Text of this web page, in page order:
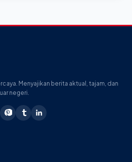
Menyajikan berita aktual, tajam, dan
negeri.